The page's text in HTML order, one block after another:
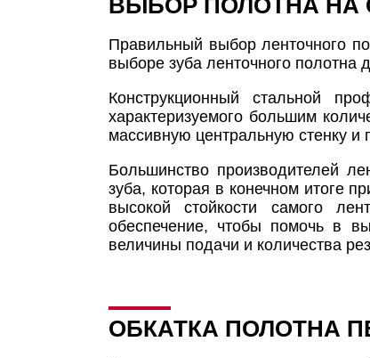
ВЫБОР ПОЛОТНА НА
Правильный выбор ленточного
выборе зуба ленточного полотна
Конструкционный стальной
характеризуемого большим
массивную центральную стенку
Большинство производителей
зуба, которая в конечном итоге
высокой стойкости самого
обеспечение, чтобы помочь в
величины подачи и количества
ОБКАТКА ПОЛОТНА